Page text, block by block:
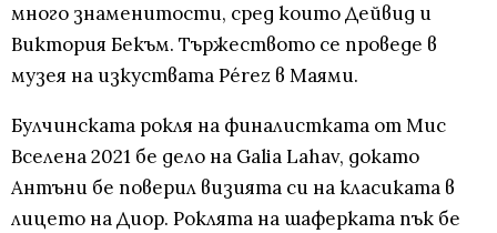
много знаменитости, сред които Дейвид и
Виктория Бекъм. Тържеството се проведе в
музея на изкуствата Pérez в Маями.
Булчинската рокля на финалистката от Мис
Вселена 2021 бе дело на Galia Lahav, докато
Антъни бе поверил визията си на класиката в
лицето на Диор. Роклята на шаферката пък бе